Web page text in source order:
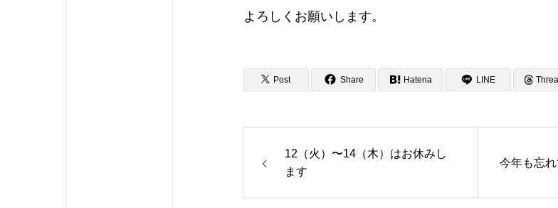
よろしくお願いします。
Post Share Hatena LINE
12（火）〜14（木）はお休みし
ます
今年も忘